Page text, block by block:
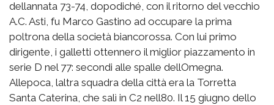
dellannata 73-74, dopodiché, con il ritorno del vecchio
A.C. Asti, fu Marco Gastino ad occupare la prima
poltrona della società biancorossa. Con lui primo
dirigente, i galletti ottennero il miglior piazzamento in
serie D nel 77: secondi alle spalle dellOmegna.
Allepoca, laltra squadra della città era la Torretta
Santa Caterina, che salì in C2 nell80. Il 15 giugno dello